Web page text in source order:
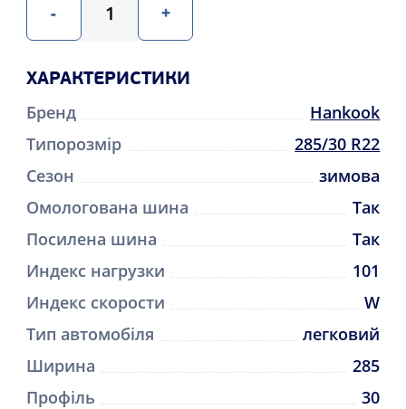
- +
ХАРАКТЕРИСТИКИ
Бренд
Hankook
Типорозмір
285/30 R22
Сезон
зимова
Омологована шина
Так
Посилена шина
Так
Индекс нагрузки
101
Индекс скорости
W
Тип автомобіля
легковий
Ширина
285
Профіль
30